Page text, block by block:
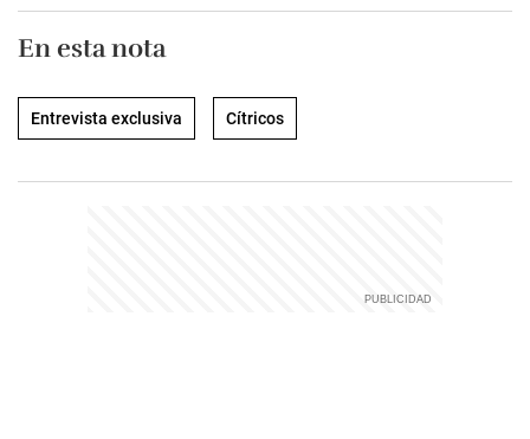
En esta nota
Entrevista exclusiva Cítricos